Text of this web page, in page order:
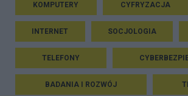
KOMPUTERY CYFRYZACJA
INTERNET SOCJOLOGIA
TELEFONY
BADANIA I ROZWÓJ